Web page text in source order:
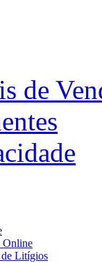
de
Online
Litígios